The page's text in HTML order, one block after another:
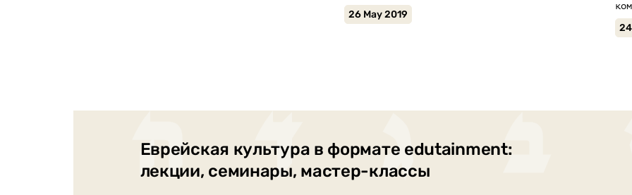
26 May 2019
Еврейская культура в формате edutainment:
лекции, семинары, мастер-классы